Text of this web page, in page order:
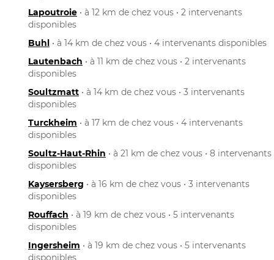
Lapoutroie • à 12 km de chez vous • 2 intervenants
disponibles
Buhl • à 14 km de chez vous • 4 intervenants disponibles
Lautenbach • à 11 km de chez vous • 2 intervenants
disponibles
Soultzmatt • à 14 km de chez vous • 3 intervenants
disponibles
Turckheim • à 17 km de chez vous • 4 intervenants
disponibles
Soultz-Haut-Rhin • à 21 km de chez vous • 8 intervenants
disponibles
Kaysersberg • à 16 km de chez vous • 3 intervenants
disponibles
Rouffach • à 19 km de chez vous • 5 intervenants
disponibles
Ingersheim • à 19 km de chez vous • 5 intervenants
disponibles